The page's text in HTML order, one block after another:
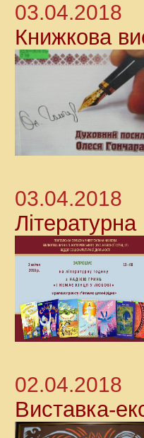
03.04.2018
Книжкова
03.04.2018
02.04.2018
Виставка-